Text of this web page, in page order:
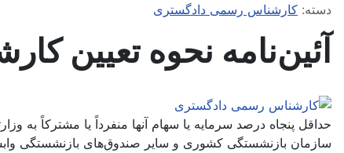
توضیحات
دسته: کارشناس رسمی دادگستری
آئین‌نامه نحوه تعیین
حداقل پنجاه درصد سرمایه یا سهام آنها منفرداً یا مشترکاً به
سازمان بازنشستگی کشوری و سایر صندوق‌های بازنشستگی